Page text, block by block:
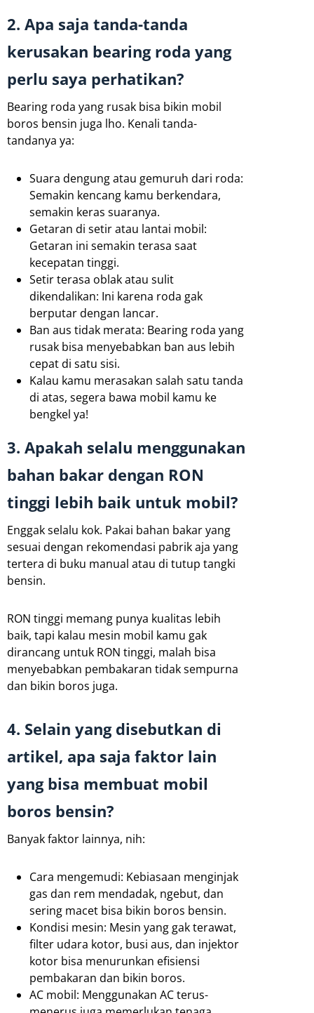
2. Apa saja tanda-tanda
kerusakan bearing roda yang
perlu saya perhatikan?
Bearing roda yang rusak bisa bikin mobil
boros bensin juga lho. Kenali tanda-
tandanya ya:
Suara dengung atau gemuruh dari roda:
Semakin kencang kamu berkendara,
semakin keras suaranya.
Getaran di setir atau lantai mobil:
Getaran ini semakin terasa saat
kecepatan tinggi.
Setir terasa oblak atau sulit
dikendalikan: Ini karena roda gak
berputar dengan lancar.
Ban aus tidak merata: Bearing roda yang
rusak bisa menyebabkan ban aus lebih
cepat di satu sisi.
Kalau kamu merasakan salah satu tanda
di atas, segera bawa mobil kamu ke
bengkel ya!
3. Apakah selalu menggunakan
bahan bakar dengan RON
tinggi lebih baik untuk mobil?
Enggak selalu kok. Pakai bahan bakar yang
sesuai dengan rekomendasi pabrik aja yang
tertera di buku manual atau di tutup tangki
bensin.
RON tinggi memang punya kualitas lebih
baik, tapi kalau mesin mobil kamu gak
dirancang untuk RON tinggi, malah bisa
menyebabkan pembakaran tidak sempurna
dan bikin boros juga.
4. Selain yang disebutkan di
artikel, apa saja faktor lain
yang bisa membuat mobil
boros bensin?
Banyak faktor lainnya, nih:
Cara mengemudi: Kebiasaan menginjak
gas dan rem mendadak, ngebut, dan
sering macet bisa bikin boros bensin.
Kondisi mesin: Mesin yang gak terawat,
filter udara kotor, busi aus, dan injektor
kotor bisa menurunkan efisiensi
pembakaran dan bikin boros.
AC mobil: Menggunakan AC terus-